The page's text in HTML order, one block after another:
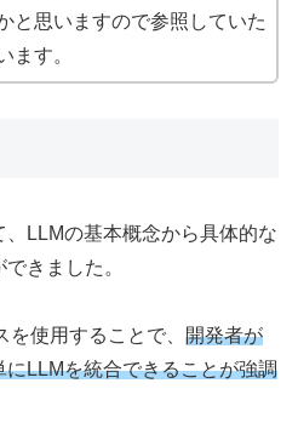
と思いますので参照していた
ます。
LLMの基本概念から具体的な
きました。
使用することで、 開発者が
LLMを統合できることが強調